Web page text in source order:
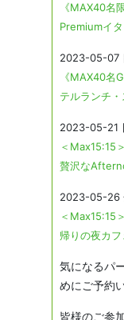
《MAX40名
Premiumイ
2023-05-07
《MAX40名
テルランチ
2023-05-21
＜Max15:15
贅沢な
2023-05-26
＜Max15:15
帰りの夜カ
気になるパ
めにご予約
皆様のご参